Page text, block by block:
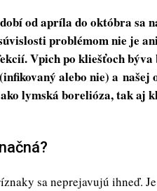
od apríla do októbra sa
problémom nie je
Vpich po kliešťoch býva
alebo nie) a našej
lymská borelióza, tak aj
sa neprejavujú ihneď.